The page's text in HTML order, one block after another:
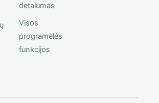
detalumas
Visos
programėlės
funkcijos